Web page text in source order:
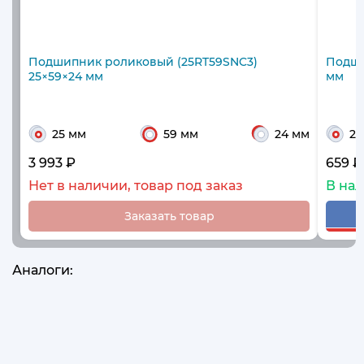
Подшипник роликовый (25RT59SNC3)
25×59×24 мм
25 мм 59 мм 24 мм
3 993 ₽
Нет в наличии, товар под заказ
Заказать товар
мм
659 ₽
В
Аналоги: